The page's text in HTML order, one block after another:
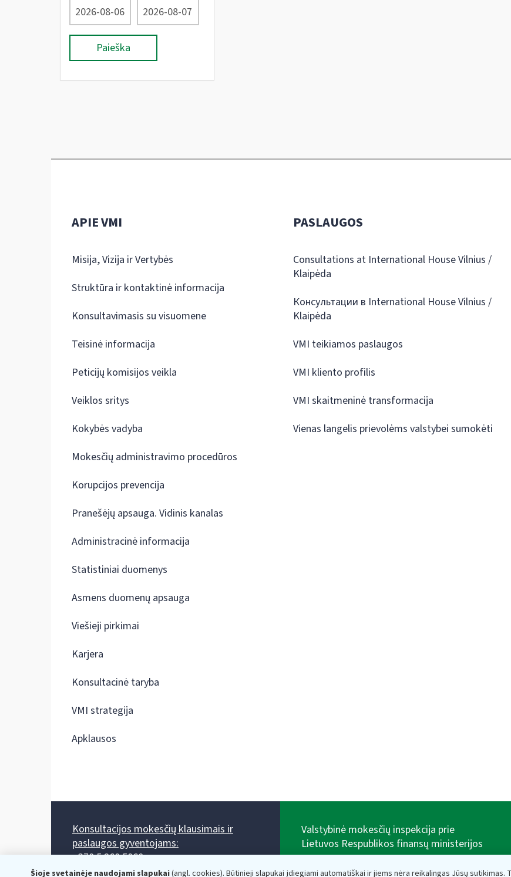
Paieška
Šioje svetainėje naudojami slapukai(angl. cookies). Būtinieji slapukai įdiegiami automatiškai ir jiems nėra reikalingas Jūsų sutikimas.
APIE VMI
Misija, Vizija ir Vertybės
Struktūra ir kontaktinė informacija
Konsultavimasis su visuomene
Teisinė informacija
Peticijų komisijos veikla
Veiklos sritys
Kokybės vadyba
Mokesčių administravimo procedūros
Korupcijos prevencija
Pranešėjų apsauga. Vidinis kanalas
Administracinė informacija
Statistiniai duomenys
Asmens duomenų apsauga
Viešieji pirkimai
Karjera
Konsultacinė taryba
VMI strategija
Apklausos
PASLAUGOS
Consultations at International House Vilnius /
Klaipėda
Консультации в International House Vilnius /
Klaipėda
VMI teikiamos paslaugos
VMI kliento profilis
VMI skaitmeninė transformacija
Vienas langelis prievolėms valstybei sumokėti
Konsultacijos mokesčių klausimais ir
paslaugos gyventojams:
+370 5 260 5060
Darbo laikas: I-IV 8.00-17.00, V 8.00-15.45.
Valstybinė mokesčių inspekcija prie
Lietuvos Respublikos finansų ministerijos
adresas: Vasario 16-osios g. 14, 01107 Vilnius, Lietuva,